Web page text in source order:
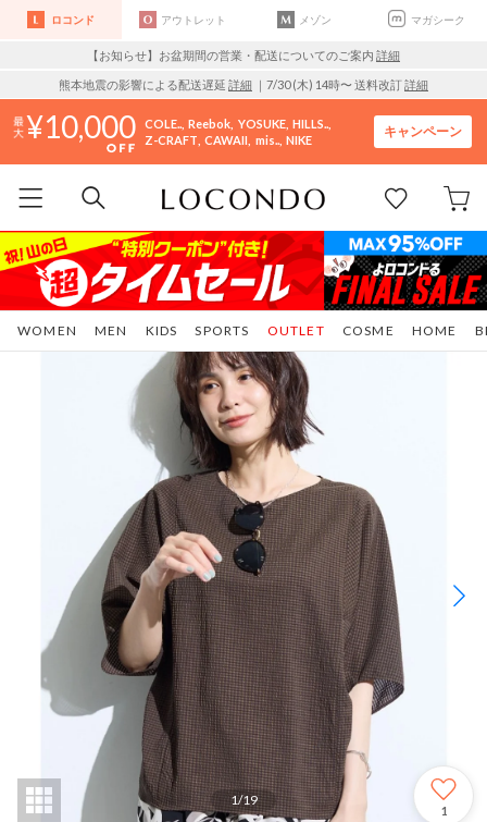
ロコンド アウトレット メゾン マガシーク
【お知らせ】お盆期間の営業・配送についてのご案内 詳細
熊本地震の影響による配送遅延 詳細 ｜7/30 (木) 14時〜 送料改訂詳細
10,000 COLE.. Reebok YOSUKE HILLS..
Z-CRAFT CAWAII mis.. NIKE
キャンペーン
WOMEN MEN KIDS SPORTS COSME HOME
OUTLET
1/19
1